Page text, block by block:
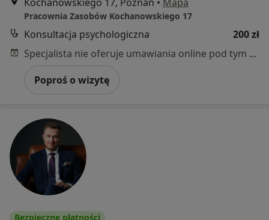
Pracownia Zasobów Kochanowskiego 17
Konsultacja psychologiczna
200 zł
Specjalista nie oferuje umawiania online pod tym adresem.
Poproś o wizytę
Bezpieczne płatności